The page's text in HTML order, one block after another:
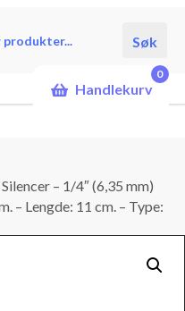
Søk
Handlekurv
0
– 1/4″ (6,35 mm)
– Lengde: 11 cm. – Type: